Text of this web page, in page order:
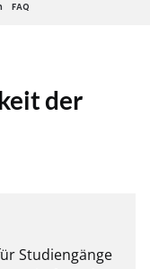
FAQ
der
Studiengänge